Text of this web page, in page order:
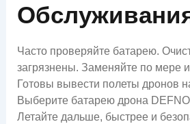
Часто проверяйте батарею.
загрязнены. Заменяйте по мере
Готовы вывести полеты дронов
Выберите батарею дрона
Летайте дальше, быстрее и